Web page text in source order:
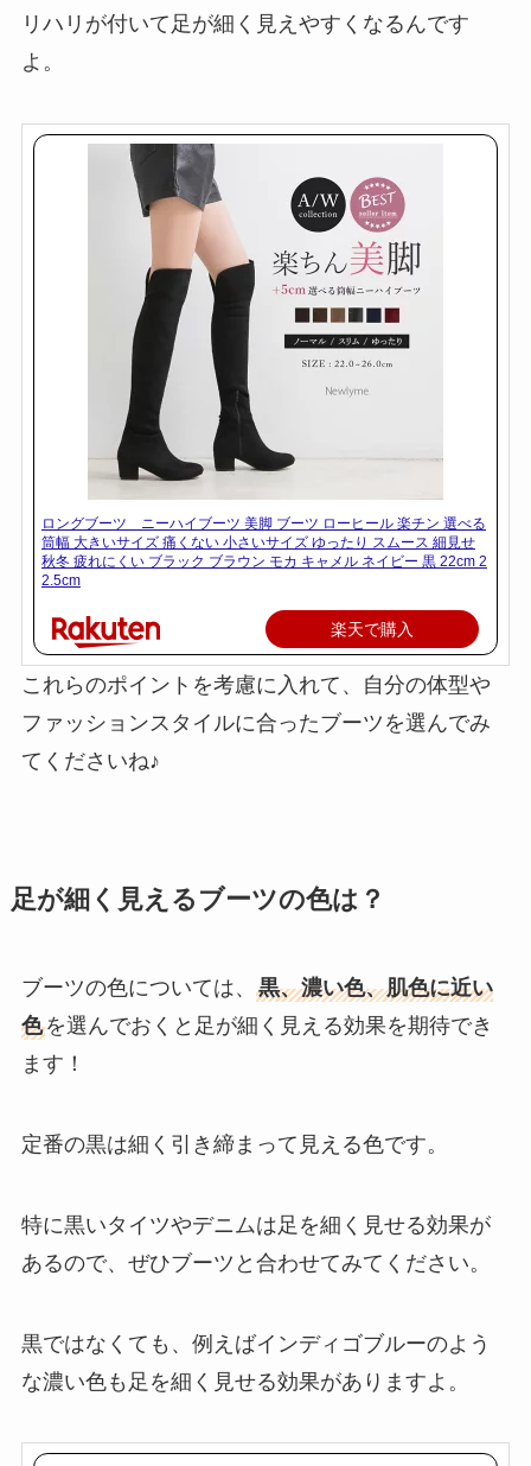
リハリが付いて足が細く見えやすくなるんです
よ。
ロングブーツ ニーハイブーツ 美脚 ブーツ ローヒール 楽チン 選べる
筒幅 大きいサイズ 痛くない 小さいサイズ ゆったり スムース 細見せ
秋冬 疲れにくい ブラック ブラウン モカ キャメル ネイビー 黒 22cm 2
2.5cm
楽天で購入
これらのポイントを考慮に入れて、自分の体型や
ファッションスタイルに合ったブーツを選んでみ
てくださいね♪
足が細く見えるブーツの色は？
ブーツの色については、 黒、濃い色、肌色に近い
色を選んでおくと足が細く見える効果を期待でき
ます！
定番の黒は細く引き締まって見える色です。
特に黒いタイツやデニムは足を細く見せる効果が
あるので、ぜひブーツと合わせてみてください。
黒ではなくても、例えばインディゴブルーのよう
な濃い色も足を細く見せる効果がありますよ。